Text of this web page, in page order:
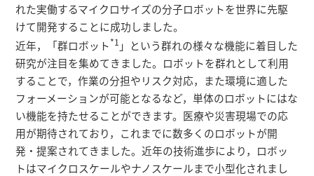
れた実働するマイクロサイズの分子ロボットを世界に先駆
けて開発することに成功しました。
近年，「群ロボット*1 」という群れの様々な機能に着目した
研究が注目を集めてきました。ロボットを群れとして利用
することで，作業の分担やリスク対応，また環境に適した
フォーメーションが可能となるなど，単体のロボットにはな
い機能を持たせることができます。医療や災害現場での応
用が期待されており，これまでに数多くのロボットが開
発・提案されてきました。近年の技術進歩により，ロボッ
トはマイクロスケールやナノスケールまで小型化されまし